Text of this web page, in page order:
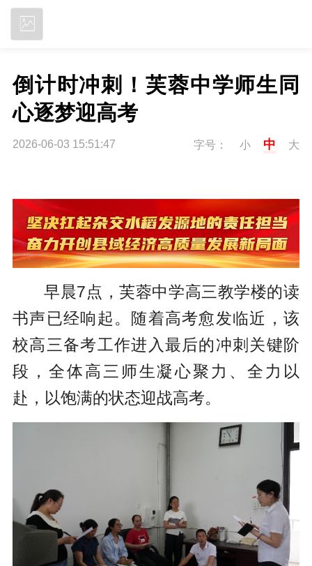
倒计时冲刺！芙蓉中学师生同
心逐梦迎高考
2026-06-03 15:51:47 字号： 小 中 大
早晨7点，芙蓉中学高三教学楼的读
书声已经响起。随着高考愈发临近，该
校高三备考工作进入最后的冲刺关键阶
段，全体高三师生凝心聚力、全力以
赴，以饱满的状态迎战高考。